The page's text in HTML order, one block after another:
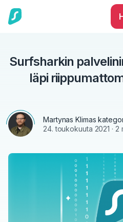
Surfsharkin
läpi
Martynas Klimas
24. toukokuuta 2021 ·